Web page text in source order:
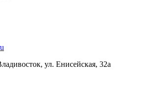
ул. Енисейская, 32а